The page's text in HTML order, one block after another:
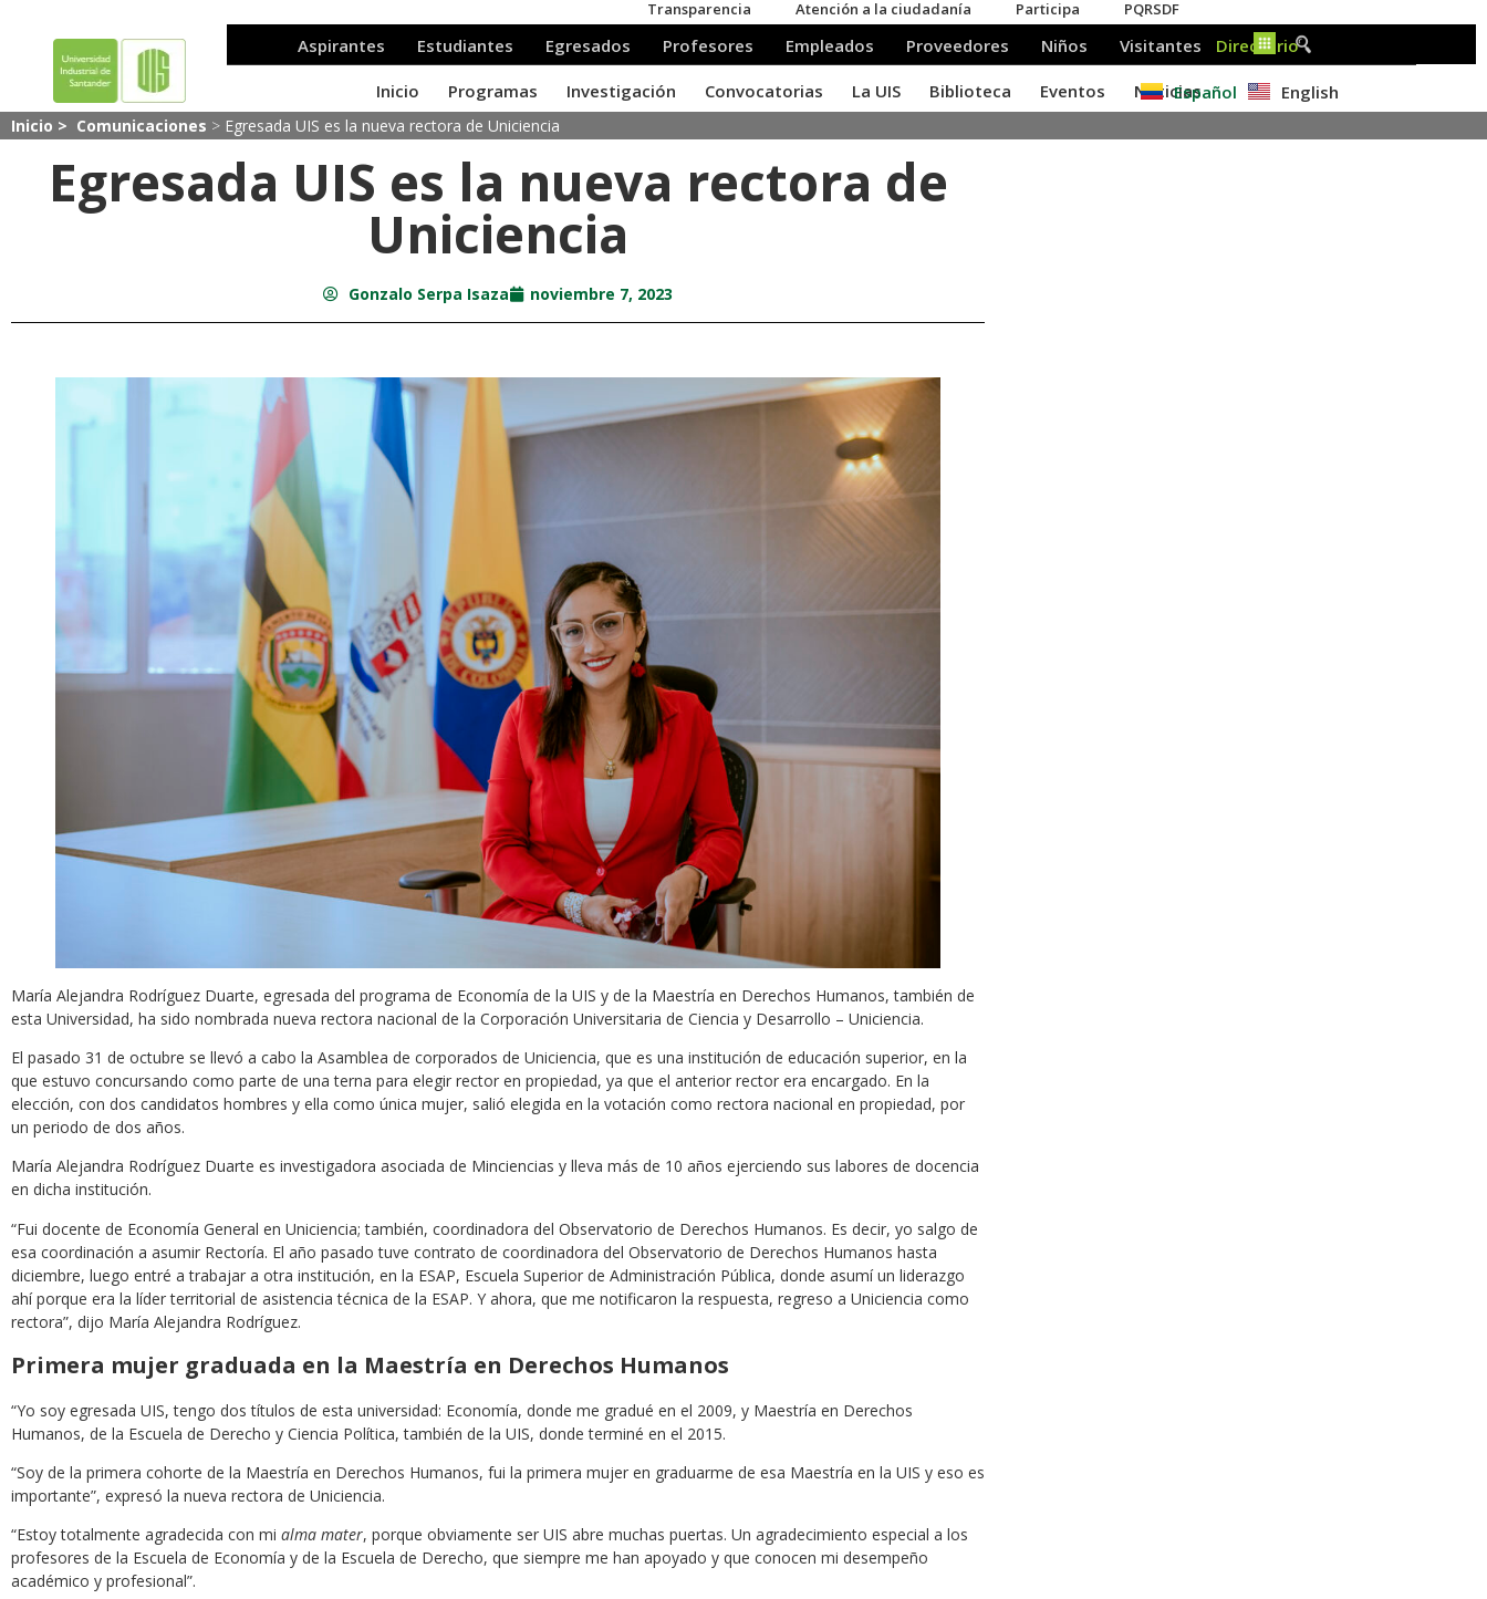
Español English
Inicio > Comunicaciones > Egresada UIS es la nueva rectora de Uniciencia
Egresada UIS es la nueva rectora de
Uniciencia
Gonzalo Serpa Isaza noviembre 7, 2023
María Alejandra Rodríguez Duarte, egresada del programa de Economía de la UIS y de la Maestría en Derechos Humanos, también de
esta Universidad, ha sido nombrada nueva rectora nacional de la Corporación Universitaria de Ciencia y Desarrollo – Uniciencia.
El pasado 31 de octubre se llevó a cabo la Asamblea de corporados de Uniciencia, que es una institución de educación superior, en la
que estuvo concursando como parte de una terna para elegir rector en propiedad, ya que el anterior rector era encargado. En la
elección, con dos candidatos hombres y ella como única mujer, salió elegida en la votación como rectora nacional en propiedad, por
un periodo de dos años.
María Alejandra Rodríguez Duarte es investigadora asociada de Minciencias y lleva más de 10 años ejerciendo sus labores de docencia
en dicha institución.
“Fui docente de Economía General en Uniciencia; también, coordinadora del Observatorio de Derechos Humanos. Es decir, yo salgo de
esa coordinación a asumir Rectoría. El año pasado tuve contrato de coordinadora del Observatorio de Derechos Humanos hasta
diciembre, luego entré a trabajar a otra institución, en la ESAP, Escuela Superior de Administración Pública, donde asumí un liderazgo
ahí porque era la líder territorial de asistencia técnica de la ESAP. Y ahora, que me notificaron la respuesta, regreso a Uniciencia como
rectora”, dijo María Alejandra Rodríguez.
Primera mujer graduada en la Maestría en Derechos Humanos
“Yo soy egresada UIS, tengo dos títulos de esta universidad: Economía, donde me gradué en el 2009, y Maestría en Derechos
Humanos, de la Escuela de Derecho y Ciencia Política, también de la UIS, donde terminé en el 2015.
“Soy de la primera cohorte de la Maestría en Derechos Humanos, fui la primera mujer en graduarme de esa Maestría en la UIS y eso es
importante”, expresó la nueva rectora de Uniciencia.
“Estoy totalmente agradecida con mi alma mater, porque obviamente ser UIS abre muchas puertas. Un agradecimiento especial a los
profesores de la Escuela de Economía y de la Escuela de Derecho, que siempre me han apoyado y que conocen mi desempeño
académico y profesional”.